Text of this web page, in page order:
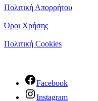
Πολιτική Απορρήτου
Όροι Χρήσης
Πολιτική Cookies
Facebook
Instagram